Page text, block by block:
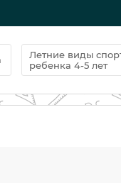
Летние виды
ребенка 4-5 лет